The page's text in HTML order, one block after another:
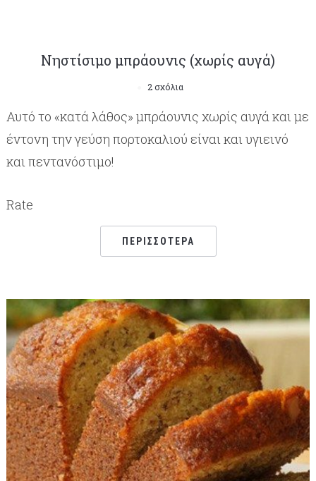
Νηστίσιμο μπράουνις (χωρίς αυγά)
2 σχόλια
Αυτό το «κατά λάθος» μπράουνις χωρίς αυγά και με
έντονη την γεύση πορτοκαλιού είναι και υγιεινό
και πεντανόστιμο!
Rate
ΠΕΡΙΣΣΌΤΕΡΑ